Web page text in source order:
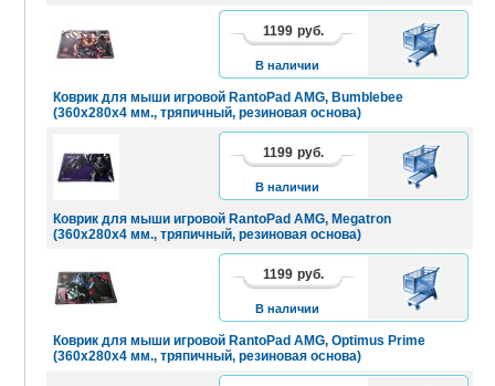
Коврик для мыши игровой RantoPad AMG, Bumblebee
(360x280x4 мм., тряпичный, резиновая основа)
1199 руб.
В наличии
В
КОРЗИНУ
Коврик для мыши игровой RantoPad AMG, Megatron
(360x280x4 мм., тряпичный, резиновая основа)
1199 руб.
В наличии
В
КОРЗИНУ
Коврик для мыши игровой RantoPad AMG, Optimus Prime
(360x280x4 мм., тряпичный, резиновая основа)
1199 руб.
В наличии
В
КОРЗИНУ